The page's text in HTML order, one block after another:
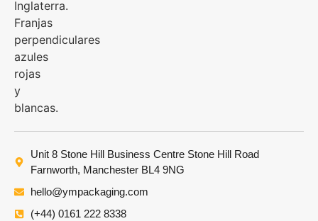
Unit 8 Stone Hill Business Centre Stone Hill Road
Farnworth, Manchester BL4 9NG
hello@ympackaging.com
(+44) 0161 222 8338